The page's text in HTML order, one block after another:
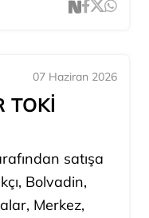
07 Haziran 2026
TOKİ
satışa
Bolvadin,
Merkez,